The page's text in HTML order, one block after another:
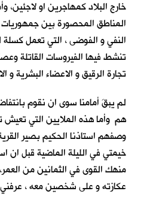
خارج البلاد كمهاجرين او لاجئين،
المناطق المحصورة بين جمهوريات
النفي و الفوضى ، التي تعمل كسلة
تنشط فيها الفيروسات القاتلة
تجارة الرقيق و الاعضاء البشرية و
لم يبقَ أمامنا سوى ان نقوم
هم وأما هذه الملايين التي
وصفهم استاذنا الحكيم بصير
خيمتي في الليلة الماضية قبل
منهك القوى في الثمانين من
عكازته و على شخصين معه ،